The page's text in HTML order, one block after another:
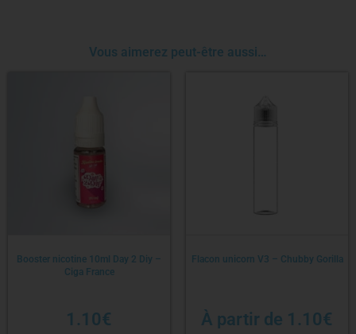
Vous aimerez peut-être aussi…
Booster nicotine 10ml Day 2 Diy –
Ciga France
1.10€
Flacon unicorn V3 – Chubby Gorilla
À partir de 1.10€